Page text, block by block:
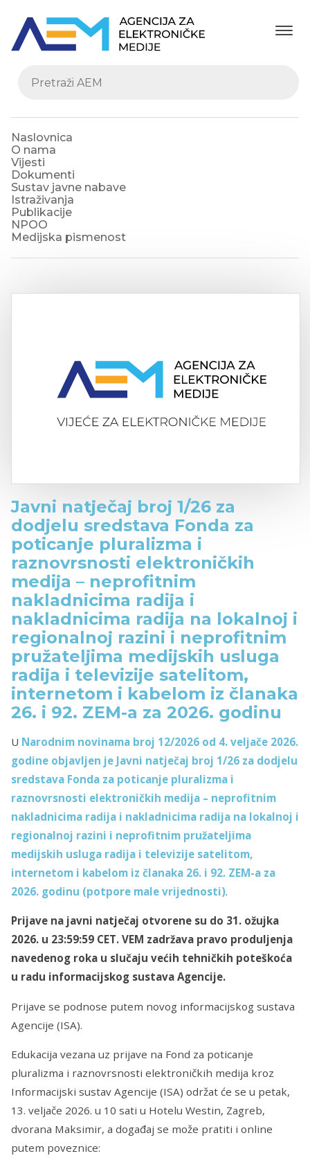
Naslovnica
O nama
Vijesti
Dokumenti
Sustav javne nabave
Istraživanja
Publikacije
NPOO
Medijska pismenost
Javni natječaj broj 1/26 za
dodjelu sredstava Fonda za
poticanje pluralizma i
raznovrsnosti elektroničkih
medija – neprofitnim
nakladnicima radija i
nakladnicima radija na lokalnoj i
regionalnoj razini i neprofitnim
pružateljima medijskih usluga
radija i televizije satelitom,
internetom i kabelom iz članaka
26. i 92. ZEM-a za 2026. godinu
U Narodnim novinama broj 12/2026 od 4. veljače 2026.
godine objavljen je Javni natječaj broj 1/26 za dodjelu
sredstava Fonda za poticanje pluralizma i
raznovrsnosti elektroničkih medija – neprofitnim
nakladnicima radija i nakladnicima radija na lokalnoj i
regionalnoj razini i neprofitnim pružateljima
medijskih usluga radija i televizije satelitom,
internetom i kabelom iz članaka 26. i 92. ZEM-a za
2026. godinu (potpore male vrijednosti).
Prijave na javni natječaj otvorene su do 31. ožujka
2026. u 23:59:59 CET. VEM zadržava pravo produljenja
navedenog roka u slučaju većih tehničkih poteškoća
u radu informacijskog sustava Agencije.
Prijave se podnose putem novog informacijskog sustava
Agencije (ISA).
Edukacija vezana uz prijave na Fond za poticanje
pluralizma i raznovrsnosti elektroničkih medija kroz
Informacijski sustav Agencije (ISA) održat će se u petak,
13. veljače 2026. u 10 sati u Hotelu Westin, Zagreb,
dvorana Maksimir, a događaj se može pratiti i online
putem poveznice: